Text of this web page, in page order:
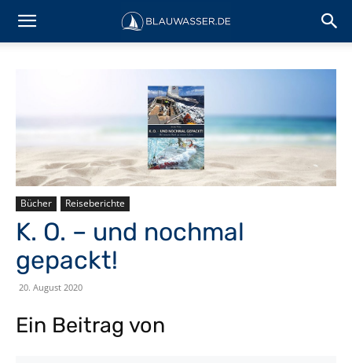
Bücher Reiseberichte
K. O. – und nochmal
gepackt!
20. August 2020
Ein Beitrag von